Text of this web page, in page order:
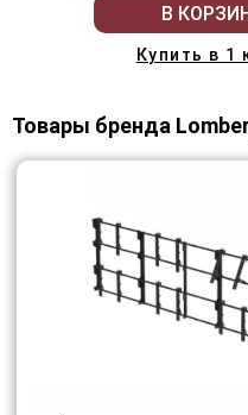
В
Купить в 1
Товары бренда